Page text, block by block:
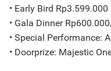
• Early Bird Rp3.599.000
• Gala Dinner
• Special Performance:
• Doorprize: Majestic